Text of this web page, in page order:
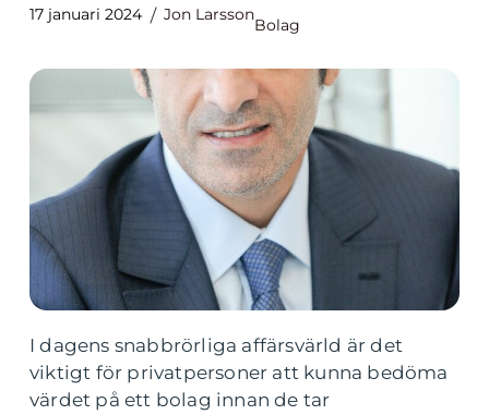
17 januari 2024 Jon Larsson
Bolag
I dagens snabbrörliga affärsvärld är det
viktigt för privatpersoner att kunna bedöma
värdet på ett bolag innan de tar